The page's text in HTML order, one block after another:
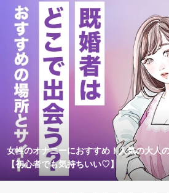
女性のオナニーにおすすめ！人気の大人
【初心者でも気持ちいい♡】